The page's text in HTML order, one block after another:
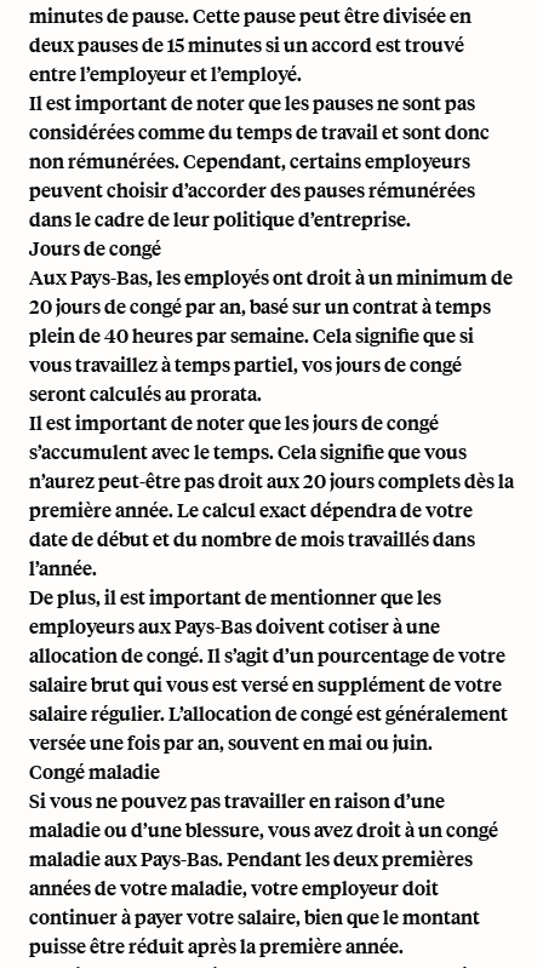
minutes de pause. Cette pause peut être divisée en
deux pauses de 15 minutes si un accord est trouvé
entre l’employeur et l’employé.
Il est important de noter que les pauses ne sont pas
considérées comme du temps de travail et sont donc
non rémunérées. Cependant, certains employeurs
peuvent choisir d’accorder des pauses rémunérées
dans le cadre de leur politique d’entreprise.
Jours de congé
Aux Pays-Bas, les employés ont droit à un minimum de
20 jours de congé par an, basé sur un contrat à temps
plein de 40 heures par semaine. Cela signifie que si
vous travaillez à temps partiel, vos jours de congé
seront calculés au prorata.
Il est important de noter que les jours de congé
s’accumulent avec le temps. Cela signifie que vous
n’aurez peut-être pas droit aux 20 jours complets dès la
première année. Le calcul exact dépendra de votre
date de début et du nombre de mois travaillés dans
l’année.
De plus, il est important de mentionner que les
employeurs aux Pays-Bas doivent cotiser à une
allocation de congé. Il s’agit d’un pourcentage de votre
salaire brut qui vous est versé en supplément de votre
salaire régulier. L’allocation de congé est généralement
versée une fois par an, souvent en mai ou juin.
Congé maladie
Si vous ne pouvez pas travailler en raison d’une
maladie ou d’une blessure, vous avez droit à un congé
maladie aux Pays-Bas. Pendant les deux premières
années de votre maladie, votre employeur doit
continuer à payer votre salaire, bien que le montant
puisse être réduit après la première année.